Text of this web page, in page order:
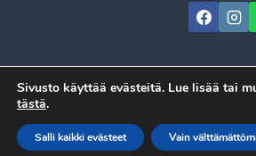
Sivusto käyttää evästeitä. Lue lisää tai
tästä.
Salli kaikki evästeet Vain